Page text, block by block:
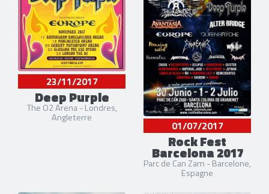
23/11/2017
Deep Purple
The O2 Arena - Londres,
Angleterre
01/07/2017
Rock Fest
Barcelona 2017
Parc de Can Zam - Barcelone,
Espagne